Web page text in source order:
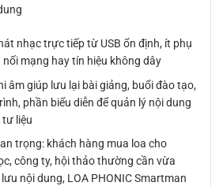
nhạc trực tiếp từ USB ổn định, ít phụ
mạng hay tín hiệu không dây
âm giúp lưu lại bài giảng, buổi đào tạo,
phần biểu diễn để quản lý nội dung
tư liệu
trọng: khách hàng mua loa cho
công ty, hội thảo thường cần vừa
nội dung, LOA PHONIC Smartman